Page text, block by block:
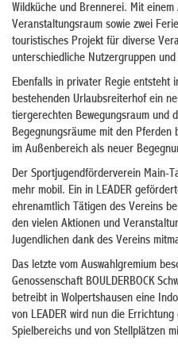
Wildküche und Brennerei. Mit
Veranstaltungsraum sowie zwei
touristisches Projekt für diverse
unterschiedliche Nutzergruppen
Ebenfalls in privater Regie entsteht
bestehenden Urlaubsreiterhof ein
tiergerechten Bewegungsraum und
Begegnungsräume mit den
im Außenbereich als neuer
Der Sportjugendförderverein Main-
mehr mobil. Ein in LEADER
ehrenamtlich Tätigen des Vereins
den vielen Aktionen und
Jugendlichen dank des Vereins
Das letzte vom Auswahlgremium
Genossenschaft BOULDERBOCK
betreibt in Wolpertshausen eine
von LEADER wird nun die
Spielbereichs und von Stellplätzen